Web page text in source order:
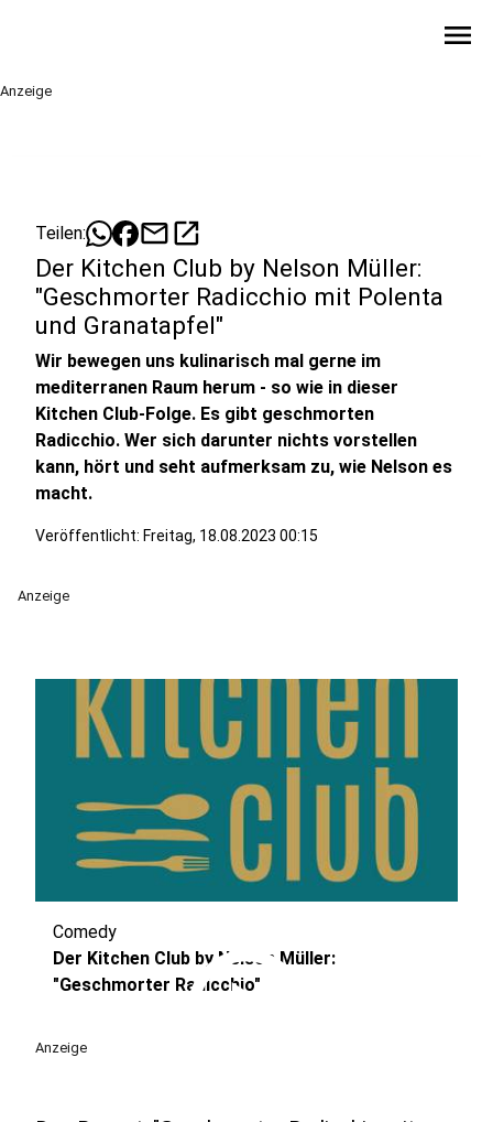
menu
Anzeige
Teilen: mailopen_in_new
Der Kitchen Club by Nelson Müller:
"Geschmorter Radicchio mit Polenta
und Granatapfel"
Wir bewegen uns kulinarisch mal gerne im
mediterranen Raum herum - so wie in dieser
Kitchen Club-Folge. Es gibt geschmorten
Radicchio. Wer sich darunter nichts vorstellen
kann, hört und seht aufmerksam zu, wie Nelson es
macht.
Veröffentlicht: Freitag, 18.08.2023 00:15
Anzeige
play_circle
Comedy
Der Kitchen Club by Nelson Müller:
"Geschmorter Radicchio"
Anzeige